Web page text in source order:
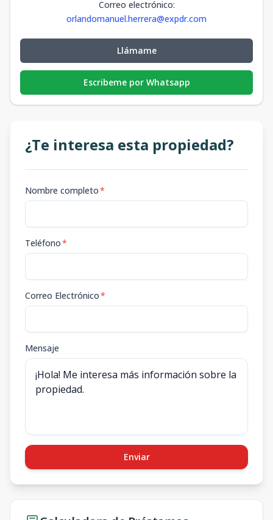
Correo electrónico:
orlandomanuel.herrera@expdr.com
Llámame
Escribeme por Whatsapp
¿Te interesa esta propiedad?
Nombre completo*
Teléfono*
Correo Electrónico*
Mensaje
Enviar